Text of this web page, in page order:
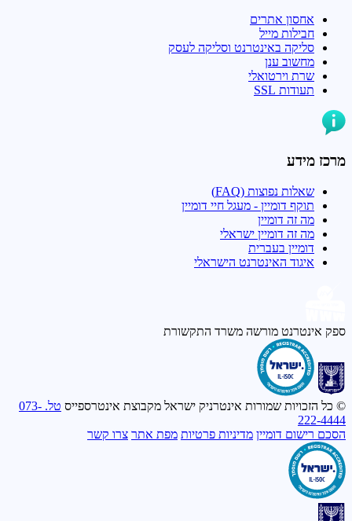
אחסון אתרים
חבילות מייל
סליקה באינטרנט וסליקה לעסק
מחשוב ענן
שרת וירטואלי
תעודות SSL
מרכז מידע
שאלות נפוצות (FAQ)
תוקף דומיין - מעגל חיי דומיין
מה זה דומיין
מה זה דומיין ישראלי
דומיין בעברית
איגוד האינטרנט הישראלי
ספק אינטרנט מורשה משרד התקשורת
© כל הזכויות שמורות אינטרניק ישראל מקבוצת אינטרספייס
טל. 073-
222-4444
הסכם רישום דומיין מדיניות פרטיות מפת אתר צרו קשר